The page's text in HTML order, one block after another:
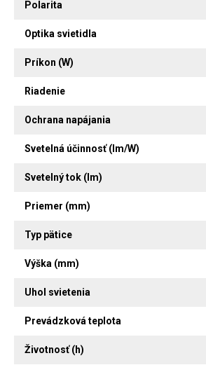
Polarita
Optika svietidla
Príkon (W)
Riadenie
Ochrana napájania
Svetelná účinnosť (lm/W)
Svetelný tok (lm)
Priemer (mm)
Typ pätice
Výška (mm)
Uhol svietenia
Prevádzková teplota
Životnosť (h)